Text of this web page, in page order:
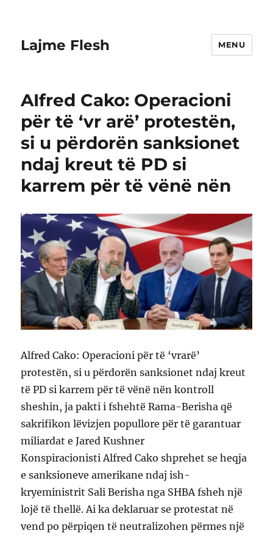
Lajme Flesh MENU
AIfred Cako: Operacioni
për të ‘vr arë’ protestën,
si u përdorën sanksionet
ndaj kreut të PD si
karrem për të vënë nën
Alfred Cako: Operacioni për të ‘vrarë’
protestën, si u përdorën sanksionet ndaj kreut
të PD si karrem për të vënë nën kontroll
sheshin, ja pakti i fshehtë Rama-Berisha që
sakrifikon lëvizjen popullore për të garantuar
miliardat e Jared Kushner
Konspiracionisti Alfred Cako shprehet se heqja
e sanksioneve amerikane ndaj ish-
kryeministrit Sali Berisha nga SHBA fsheh një
lojë të thellë. Ai ka deklaruar se protestat në
vend po përpiqen të neutralizohen përmes një